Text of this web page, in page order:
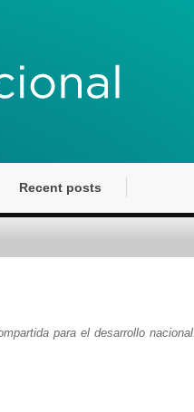
Recent posts
para el desarrollo nacional.